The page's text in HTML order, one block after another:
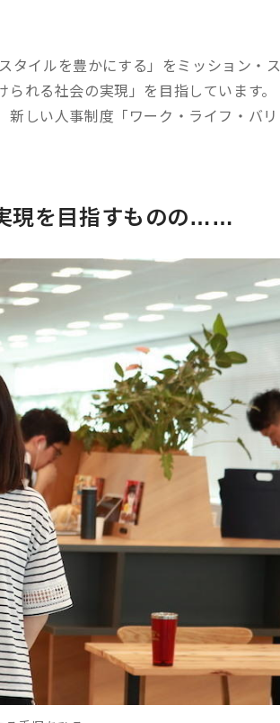
タイルを豊かにする」をミッション・ス
れる社会の実現」を目指しています。
しい人事制度「ワーク・ライフ・バリ
現を目指すものの……